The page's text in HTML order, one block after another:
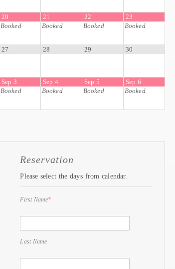
20
Booked
21
Booked
22
Booked
23
Booked
27 28 29 30
Sep 3
Booked
Sep 4
Booked
Sep 5
Booked
Sep 6
Booked
Reservation
Please select the days from calendar.
First Name*
Last Name